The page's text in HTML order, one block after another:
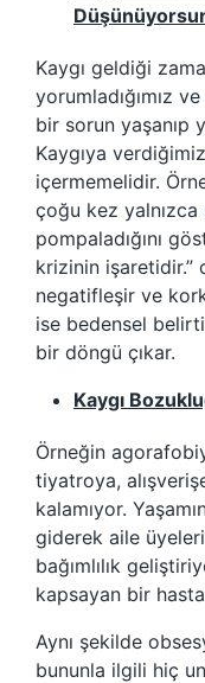
Kaygı geldiği
yorumladığımız
bir sorun yaşanıp
Kaygıya
içermemelidir.
çoğu kez yalnızca
pompaladığını
krizinin işaretidir.”
negatifleşir ve
ise bedensel
bir döngü çıkar.
Kaygı
Örneğin
tiyatroya,
kalamıyor.
giderek aile
bağımlılık
kapsayan bir
Aynı şekilde
bununla ilgili hiç